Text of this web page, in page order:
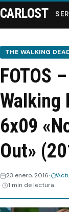
Series
Streaming
Webisodios
CARLOST
THE WALKING
FOTOS
Walking
6x09
Out»
23 enero, 2016
1 min de lectura